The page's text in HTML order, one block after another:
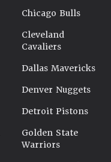
Chicago Bulls
Cleveland
Cavaliers
Dallas Mavericks
Denver Nuggets
Detroit Pistons
Golden State
Warriors